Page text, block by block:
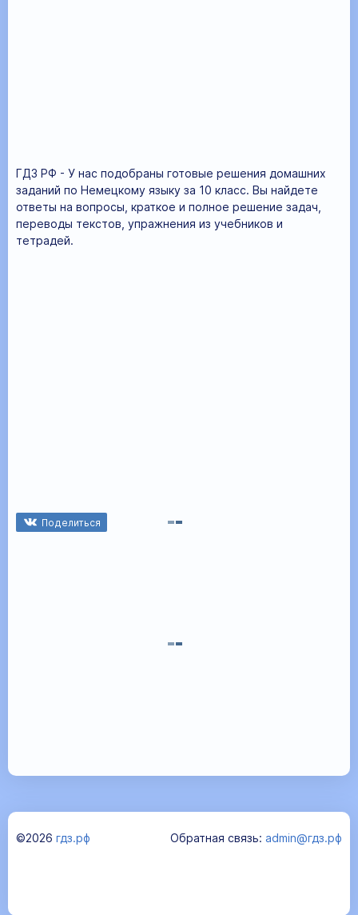
ГДЗ РФ - У нас подобраны готовые решения домашних
заданий по Немецкому языку за 10 класс. Вы найдете
ответы на вопросы, краткое и полное решение задач,
переводы текстов, упражнения из учебников и
тетрадей.
Поделиться
©2026 гдз.рф Обратная связь: admin@гдз.рф